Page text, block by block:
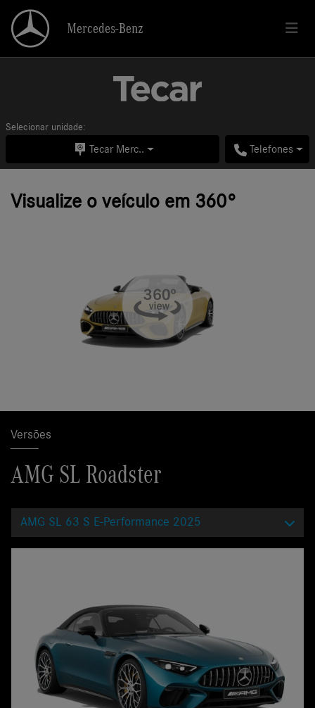
Mercedes-Benz
Selecionar unidade:
Tecar Merc.. Telefones
Visualize o veículo em 360°
Versões
AMG SL Roadster
AMG SL 63 S E-Performance 2025
Mercedes-Benz